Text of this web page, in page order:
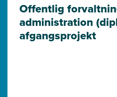
Offentlig
administration
afgangsprojekt